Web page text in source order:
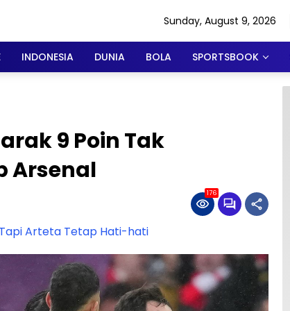
Sunday, August 9, 2026
INDONESIA DUNIA BOLA SPORTSBOOK
9 Poin Tak
Arsenal
176
Arteta Tetap Hati-hati